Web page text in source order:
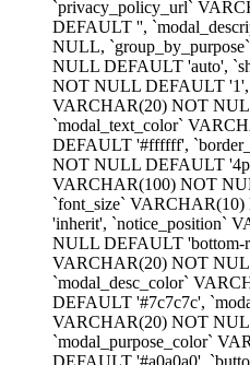
`privacy_policy_url`
DEFAULT '',
NULL,
NULL DEFAULT 'auto',
NOT NULL DEFAULT '1',
VARCHAR(20) NOT
`modal_text_color`
DEFAULT '#ffffff',
NOT NULL DEFAULT
VARCHAR(100) NOT
`font_size`
'inherit', `notice_position`
NULL DEFAULT 'bottom-
VARCHAR(20) NOT
`modal_desc_color`
DEFAULT '#7c7c7c',
VARCHAR(20) NOT
`modal_purpose_color`